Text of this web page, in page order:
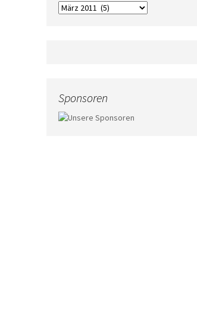
Archiv
Sponsoren